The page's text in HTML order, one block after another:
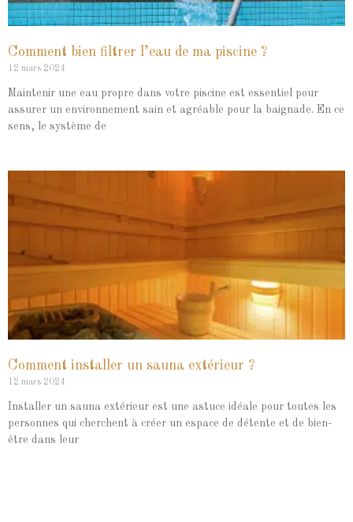
Comment bien filtrer l’eau de ma piscine ?
12 mars 2024
Maintenir une eau propre dans votre piscine est essentiel pour
assurer un environnement sain et agréable pour la baignade. En ce
sens, le système de
Comment installer un sauna extérieur ?
12 mars 2024
Installer un sauna extérieur est une astuce idéale pour toutes les
personnes qui cherchent à créer un espace de détente et de bien-
être dans leur